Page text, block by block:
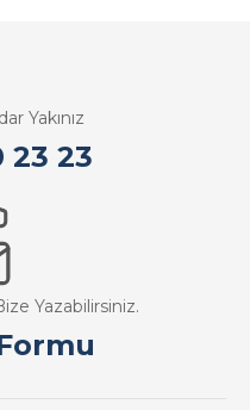
Yakınız
23 23
Yazabilirsiniz.